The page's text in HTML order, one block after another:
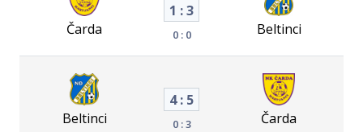
Čarda
1 : 3
0 : 0 Beltinci
Beltinci
4 : 5
0 : 3 Čarda